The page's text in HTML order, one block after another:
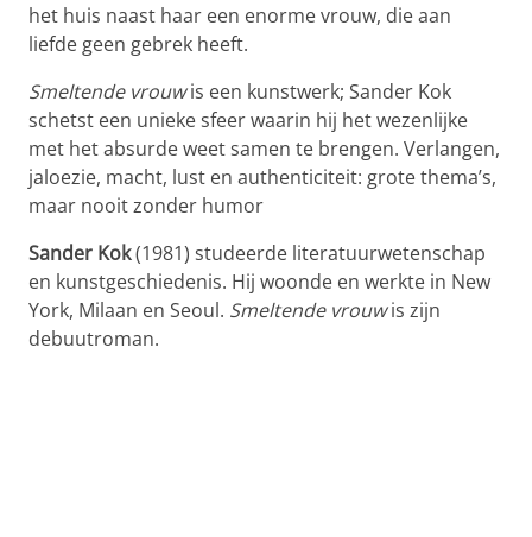
het huis naast haar een enorme vrouw, die aan
liefde geen gebrek heeft.
Smeltende vrouwis een kunstwerk; Sander Kok
schetst een unieke sfeer waarin hij het wezenlijke
met het absurde weet samen te brengen. Verlangen,
jaloezie, macht, lust en authenticiteit: grote thema’s,
maar nooit zonder humor
Sander Kok(1981) studeerde literatuurwetenschap
en kunstgeschiedenis. Hij woonde en werkte in New
York, Milaan en Seoul. Smeltende vrouwis zijn
debuutroman.